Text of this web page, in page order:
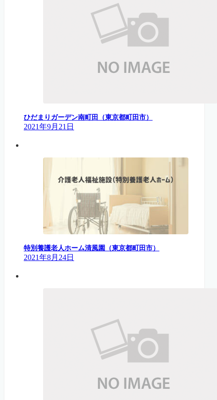
ひだまりガーデン南町田（東京都町田市）
2021年9月21日
特別養護老人ホーム清風園（東京都町田市）
2021年8月24日